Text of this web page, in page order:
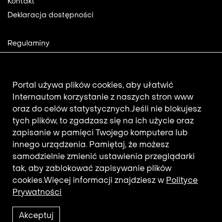
Kontakt
Deklaracja dostępności
Footer
2
Regulaminy
Aktualności
Newsletter
Adres e-mail subskrybenta.
Otrzymuj nowości z filmotekaslaska.com
Portal używa plików cookies, aby ułatwić
Internautom korzystanie z naszych stron www
oraz do celów statystycznych.Jeśli nie blokujesz
tych plików, to zgadzasz się na ich użycie oraz
zapisanie w pamięci Twojego komputera lub
innego urządzenia. Pamiętaj, że możesz
samodzielnie zmienić ustawienia przeglądarki
tak, aby zablokować zapisywanie plików
cookies.Więcej informacji znajdziesz w Polityce
Prywatności
Akceptuj